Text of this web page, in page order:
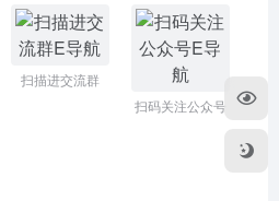
扫描进交流群
扫码关注公众号